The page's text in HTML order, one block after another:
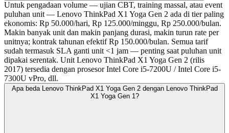
Untuk pengadaan volume — ujian CBT, training massal, atau event
puluhan unit — Lenovo ThinkPad X1 Yoga Gen 2 ada di tier paling
ekonomis: Rp 50.000/hari, Rp 125.000/minggu, Rp 250.000/bulan.
Makin banyak unit dan makin panjang durasi, makin turun rate per
unitnya; kontrak tahunan efektif Rp 150.000/bulan. Semua tarif
sudah termasuk SLA ganti unit <1 jam — penting saat puluhan unit
dipakai serentak. Unit Lenovo ThinkPad X1 Yoga Gen 2 (rilis
2017) tersedia dengan prosesor Intel Core i5-7200U / Intel Core i5-
7300U vPro, dll.
Apa beda Lenovo ThinkPad X1 Yoga Gen 2 dengan Lenovo ThinkPad
X1 Yoga Gen 1?